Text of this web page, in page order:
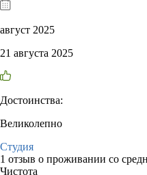
август 2025
21 августа 2025
Достоинства:
Великолепно
Студия
1 отзыв о проживании со
Чистота